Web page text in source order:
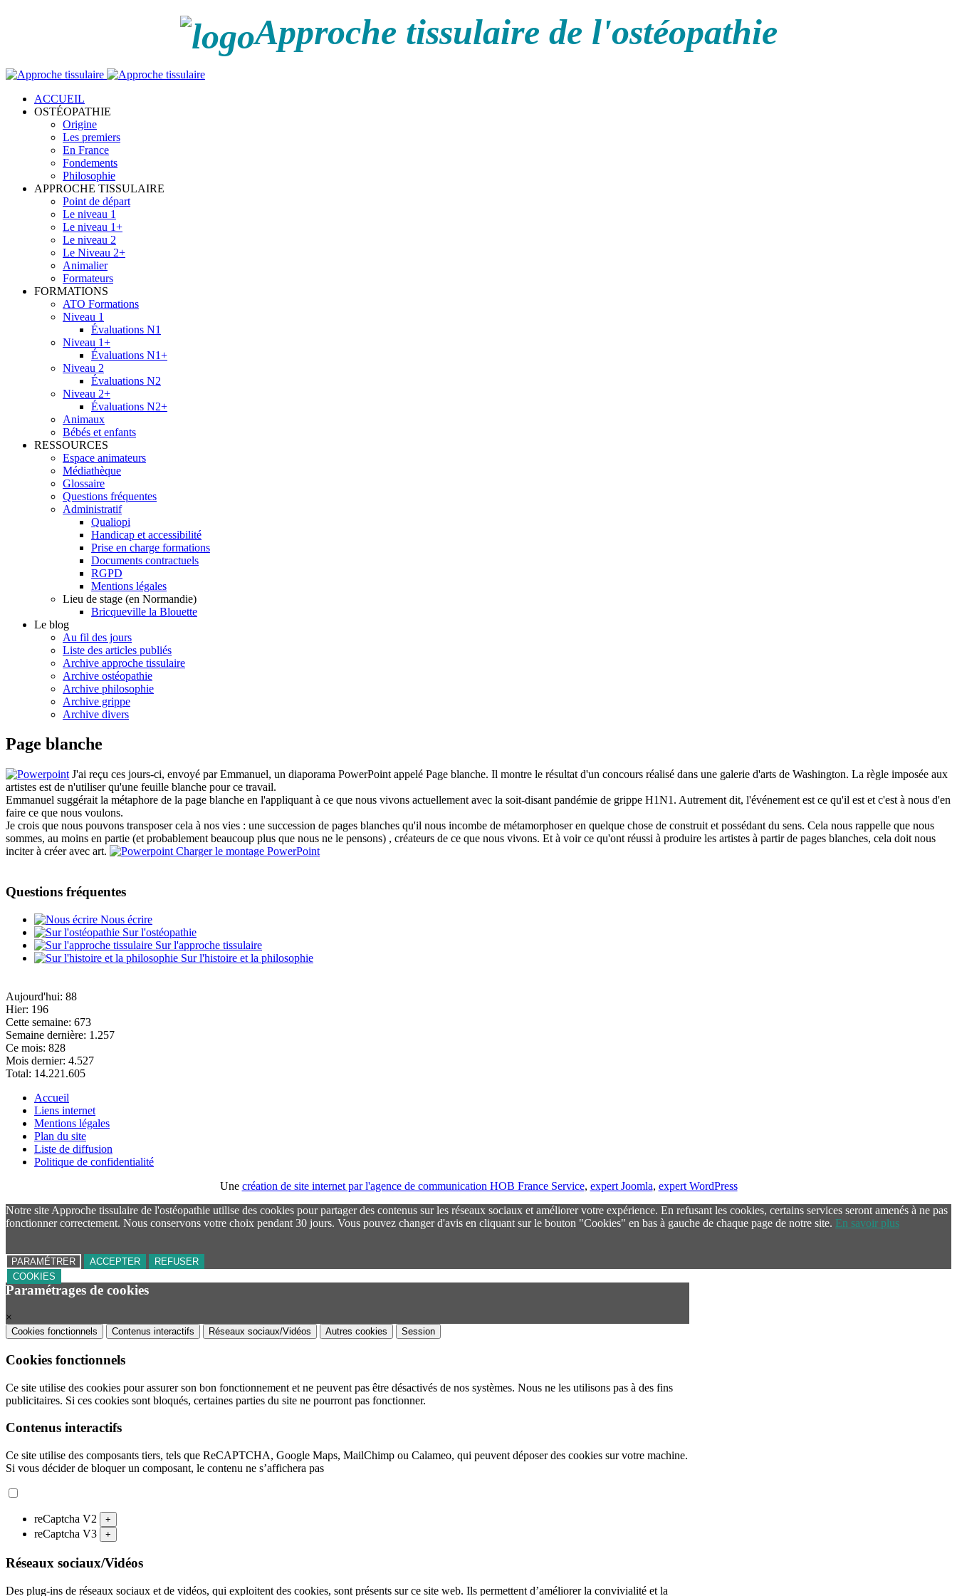
Approche tissulaire de l'ostéopathie
ACCUEIL
OSTÉOPATHIE
Origine
Les premiers
En France
Fondements
Philosophie
APPROCHE TISSULAIRE
Point de départ
Le niveau 1
Le niveau 1+
Le niveau 2
Le Niveau 2+
Animalier
Formateurs
FORMATIONS
ATO Formations
Niveau 1
Évaluations N1
Niveau 1+
Évaluations N1+
Niveau 2
Évaluations N2
Niveau 2+
Évaluations N2+
Animaux
Bébés et enfants
RESSOURCES
Espace animateurs
Médiathèque
Glossaire
Questions fréquentes
Administratif
Qualiopi
Handicap et accessibilité
Prise en charge formations
Documents contractuels
RGPD
Mentions légales
Lieu de stage (en Normandie)
Bricqueville la Blouette
Le blog
Au fil des jours
Liste des articles publiés
Archive approche tissulaire
Archive ostéopathie
Archive philosophie
Archive grippe
Archive divers
Page blanche
J'ai reçu ces jours-ci, envoyé par Emmanuel, un diaporama PowerPoint appelé Page blanche. Il montre le résultat d'un concours réalisé dans une galerie d'arts de Washington. La règle imposée aux
artistes est de n'utiliser qu'une feuille blanche pour ce travail.
Emmanuel suggérait la métaphore de la page blanche en l'appliquant à ce que nous vivons actuellement avec la soit-disant pandémie de grippe H1N1. Autrement dit, l'événement est ce qu'il est et c'est à nous d'en
faire ce que nous voulons.
Je crois que nous pouvons transposer cela à nos vies : une succession de pages blanches qu'il nous incombe de métamorphoser en quelque chose de construit et possédant du sens. Cela nous rappelle que nous
sommes, au moins en partie (et probablement beaucoup plus que nous ne le pensons) , créateurs de ce que nous vivons. Et à voir ce qu'ont réussi à produire les artistes à partir de pages blanches, cela doit nous
inciter à créer avec art.
Charger le montage PowerPoint
Questions fréquentes
Nous écrire
Sur l'ostéopathie
Sur l'approche tissulaire
Sur l'histoire et la philosophie
Aujourd'hui: 88
Hier: 196
Cette semaine: 673
Semaine dernière: 1.257
Ce mois: 828
Mois dernier: 4.527
Total: 14.221.605
Accueil
Liens internet
Mentions légales
Plan du site
Liste de diffusion
Politique de confidentialité
Une création de site internet par l'agence de communication HOB France Service, expert Joomla, expert WordPress
Notre site Approche tissulaire de l'ostéopathie utilise des cookies pour partager des contenus sur les réseaux sociaux et améliorer votre expérience. En refusant les cookies, certains services seront amenés à ne pas
fonctionner correctement. Nous conservons votre choix pendant 30 jours. Vous pouvez changer d'avis en cliquant sur le bouton "Cookies" en bas à gauche de chaque page de notre site. En savoir plus
PARAMÉTRER ACCEPTER
REFUSER
COOKIES
Paramétrages de cookies
×
Cookies fonctionnels Contenus interactifs Réseaux sociaux/Vidéos Autres cookies Session
Cookies fonctionnels
Ce site utilise des cookies pour assurer son bon fonctionnement et ne peuvent pas être désactivés de nos systèmes. Nous ne les utilisons pas à des fins
publicitaires. Si ces cookies sont bloqués, certaines parties du site ne pourront pas fonctionner.
Contenus interactifs
Ce site utilise des composants tiers, tels que ReCAPTCHA, Google Maps, MailChimp ou Calameo, qui peuvent déposer des cookies sur votre machine.
Si vous décider de bloquer un composant, le contenu ne s’affichera pas
reCaptcha V2 +
reCaptcha V3 +
Réseaux sociaux/Vidéos
Des plug-ins de réseaux sociaux et de vidéos, qui exploitent des cookies, sont présents sur ce site web. Ils permettent d’améliorer la convivialité et la